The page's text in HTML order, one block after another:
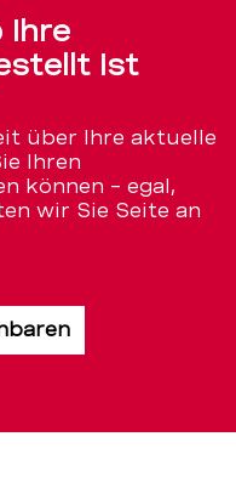
Ihre
ist
über Ihre aktuelle
Ihren
können – egal,
wir Sie Seite an